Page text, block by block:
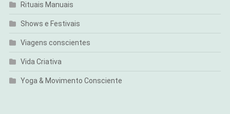
Rituais Manuais
Shows e Festivais
Viagens conscientes
Vida Criativa
Yoga & Movimento Consciente